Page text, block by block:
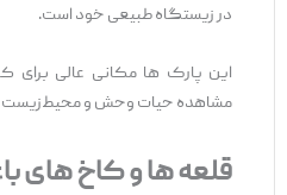
در زیستگاه طبیعی خود است.
این پارک ‌ها مکانی عالی برای
مشاهده حیات وحش و محیط‌زیست
قلعه ‌ها و کاخ ‌های